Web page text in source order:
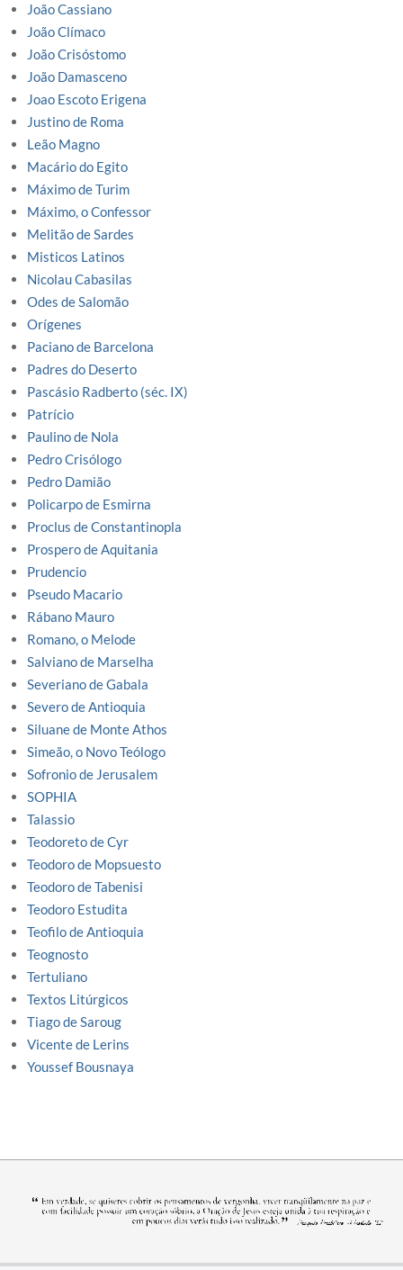
João Cassiano
João Clímaco
João Crisóstomo
João Damasceno
Joao Escoto Erigena
Justino de Roma
Leão Magno
Macário do Egito
Máximo de Turim
Máximo, o Confessor
Melitão de Sardes
Misticos Latinos
Nicolau Cabasilas
Odes de Salomão
Orígenes
Paciano de Barcelona
Padres do Deserto
Pascásio Radberto (séc. IX)
Patrício
Paulino de Nola
Pedro Crisólogo
Pedro Damião
Policarpo de Esmirna
Proclus de Constantinopla
Prospero de Aquitania
Prudencio
Pseudo Macario
Rábano Mauro
Romano, o Melode
Salviano de Marselha
Severiano de Gabala
Severo de Antioquia
Siluane de Monte Athos
Simeão, o Novo Teólogo
Sofronio de Jerusalem
SOPHIA
Talassio
Teodoreto de Cyr
Teodoro de Mopsuesto
Teodoro de Tabenisi
Teodoro Estudita
Teofilo de Antioquia
Teognosto
Tertuliano
Textos Litúrgicos
Tiago de Saroug
Vicente de Lerins
Youssef Bousnaya